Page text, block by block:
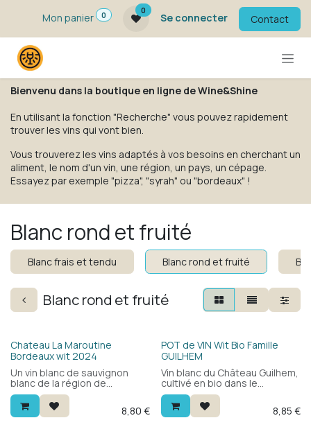
Se rendre au contenu
Mon panier
0
0
Se connecter Contact
Bienvenu dans la boutique en ligne de Wine&Shine
En utilisant la fonction "Recherche" vous pouvez rapidement
trouver les vins qui vont bien.
Vous trouverez les vins adaptés à vos besoins en cherchant un
aliment, le nom d'un vin, une région, un pays, un cépage.
Essayez par exemple "pizza", "syrah" ou "bordeaux" !
Blanc rond et fruité
Blanc frais et tendu Blanc rond et fruité
Blanc rond et fruité
Chateau La Maroutine
Bordeaux wit 2024
Un vin blanc de sauvignon
blanc de la région de
Bordeaux. Avantageux et
délicieux. Un vin que vous
pouvez déguster aussi bien
8,80 €
Bio
POT de VIN Wit Bio Famille
GUILHEM
Vin blanc du Château Guilhem,
cultivé en bio dans le
Languedoc. 100%
chardonnay, élaboré sans
bois : frais et fruité, avec des
8,85 €